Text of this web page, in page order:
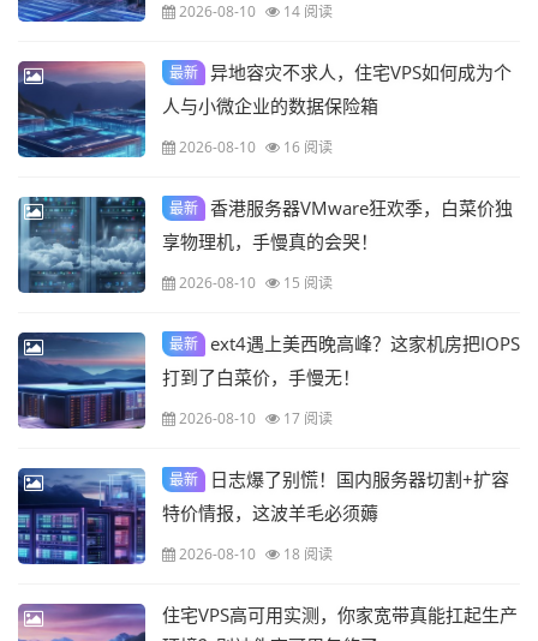
2026-08-10 14 阅读
最新 异地容灾不求人，住宅VPS如何成为个
人与小微企业的数据保险箱
2026-08-10 16 阅读
最新 香港服务器VMware狂欢季，白菜价独
享物理机，手慢真的会哭！
2026-08-10 15 阅读
最新 ext4遇上美西晚高峰？这家机房把IOPS
打到了白菜价，手慢无！
2026-08-10 17 阅读
最新
日志爆了别慌！国内服务器切割+扩容
特价情报，这波羊毛必须薅
2026-08-10 18 阅读
住宅VPS高可用实测，你家宽带真能扛起生产